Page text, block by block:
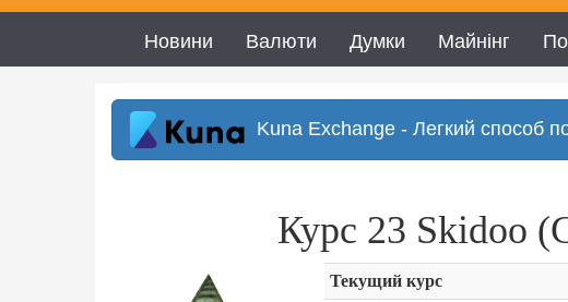
Новини Валюти Думки Майнінг
Kuna Exchange - Легкий способ
Курс 23 Skidoo
Текущий курс